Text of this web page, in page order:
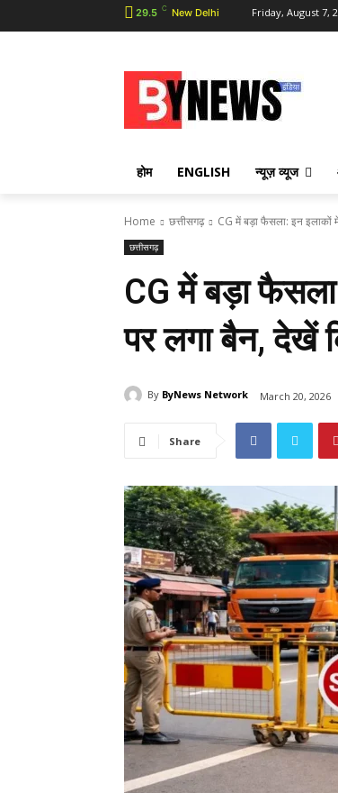
29.5 C New Delhi Friday, August 7,
होम ENGLISH न्यूज़ व्यूज
Home छत्तीसगढ़ CG में बड़ा फैसला: इन इलाकों में
छत्तीसगढ़
CG में बड़ा
पर लगा बैन, देखें
By ByNews Network March 20, 2026
Share